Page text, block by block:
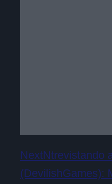
NextNtrevistando
(DevilishGames):